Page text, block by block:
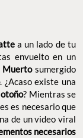
a un lado de tu
envuelto en un
Muertosumergido
. ¿Acaso existe una
otoño? Mientras se
es necesario que
de un video viral
necesarios